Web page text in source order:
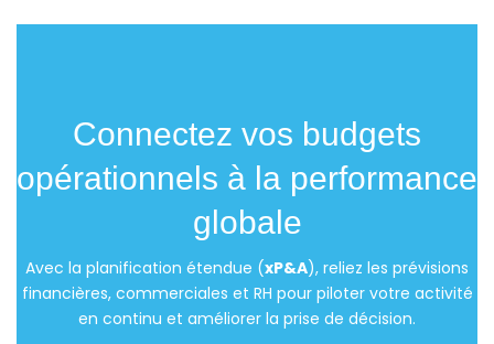
Connectez vos budgets
opérationnels à la performance
globale
Avec la planification étendue (xP&A), reliez les prévisions
financières, commerciales et RH pour piloter votre activité
en continu et améliorer la prise de décision.